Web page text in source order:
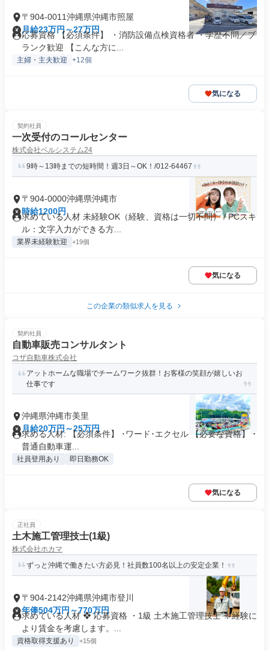
〒904-0011沖縄県沖縄市照屋
月給23万円～27万円
応募資格 【必須条件】 ・消防設備点検資格者 ・学歴不問／ブ
ランク歓迎 【こんな方に...
主婦・主夫歓迎 +12個
気になる
契約社員
一次受付のコールセンター
株式会社ベルシステム24
9時～13時までの短時間！週3日～OK！/012-64467
〒904-0000沖縄県沖縄市
時給1200円
求めている人材 未経験OK（経験、資格は一切不問） / PCスキ
ル：文字入力ができる方...
業界未経験歓迎 +19個
気になる
この企業の類似求人を見る
契約社員
自動車販売コンサルタント
コザ自動車株式会社
アットホームな職場でチームワーク抜群！お客様の笑顔が嬉しいお
仕事です
沖縄県沖縄市美里
月給20万円～25万円
求める人材: 【必須条件】 ･ワード･エクセル 【必要な資格】 ･
普通自動車運...
社員登用あり 即日勤務OK
気になる
正社員
土木施工管理技士(1級)
株式会社ホカマ
ずっと沖縄で働きたい方必見！社員数100名以上の安定企業！
〒904-2142沖縄県沖縄市登川
年俸504万円～770万円
求めている人材 ❖ 応募資格 ・1級 土木施工管理技士 ※経験に
より賃金を考慮します。...
資格取得支援あり +15個